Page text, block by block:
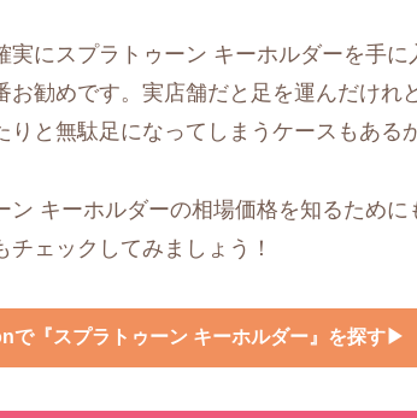
実にスプラトゥーン キーホルダーを手
お勧めです。実店舗だと足を運んだけれ
りと無駄足になってしまうケースもある
ン キーホルダーの相場価格を知るため
チェックしてみましょう！
で『スプラトゥーン キーホルダー』を探す▶